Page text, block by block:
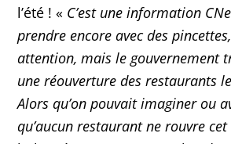
l’été ! « C’est une information
prendre encore avec des
attention, mais le gouvernement
une réouverture des restaurants
Alors qu’on pouvait imaginer ou
qu’aucun restaurant ne rouvre cet